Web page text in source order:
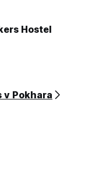
Hostel
v Pokhara